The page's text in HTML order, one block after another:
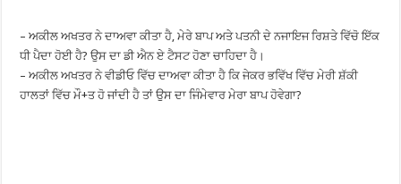
– ਅਕੀਲ ਅਖਤਰ ਨੇ ਦਾਅਵਾ ਕੀਤਾ ਹੈ, ਮੇਰੇ ਬਾਪ ਅਤੇ ਪਤਨੀ ਦੇ ਨਜਾਇਜ ਰਿਸ਼ਤੇ ਵਿੱਚੋ ਇੱਕ
ਧੀ ਪੈਦਾ ਹੋਈ ਹੈ? ਉਸ ਦਾ ਡੀ ਐਨ ਏ ਟੈਸਟ ਹੋਣਾ ਚਾਹਿਦਾ ਹੈ।
– ਅਕੀਲ ਅਖਤਰ ਨੇ ਵੀਡੀਓ ਵਿੱਚ ਦਾਅਵਾ ਕੀਤਾ ਹੈ ਕਿ ਜੇਕਰ ਭਵਿੱਖ ਵਿੱਚ ਮੇਰੀ ਸ਼ੱਕੀ
ਹਾਲਤਾਂ ਵਿੱਚ ਮੌ+ਤ ਹੋ ਜਾਂਦੀ ਹੈ ਤਾਂ ਉਸ ਦਾ ਜਿੰਮੇਵਾਰ ਮੇਰਾ ਬਾਪ ਹੋਵੇਗਾ?